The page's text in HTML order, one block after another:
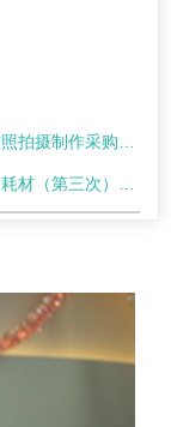
目（二次）终止公告
采购项目比选公告